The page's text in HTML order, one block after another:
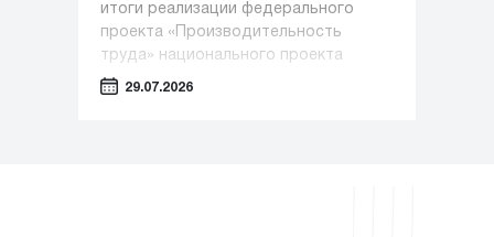
итоги реализации федерального
проекта «Производительность
труда» национального проекта
«Эффективная и конкурентная
29.07.2026